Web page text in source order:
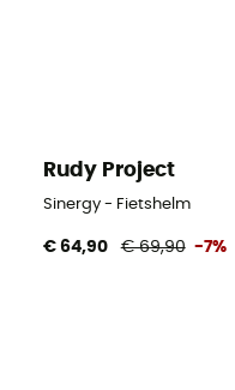
Rudy Project
Sinergy - Fietshelm
€ 64,90 € 69,90 -7%